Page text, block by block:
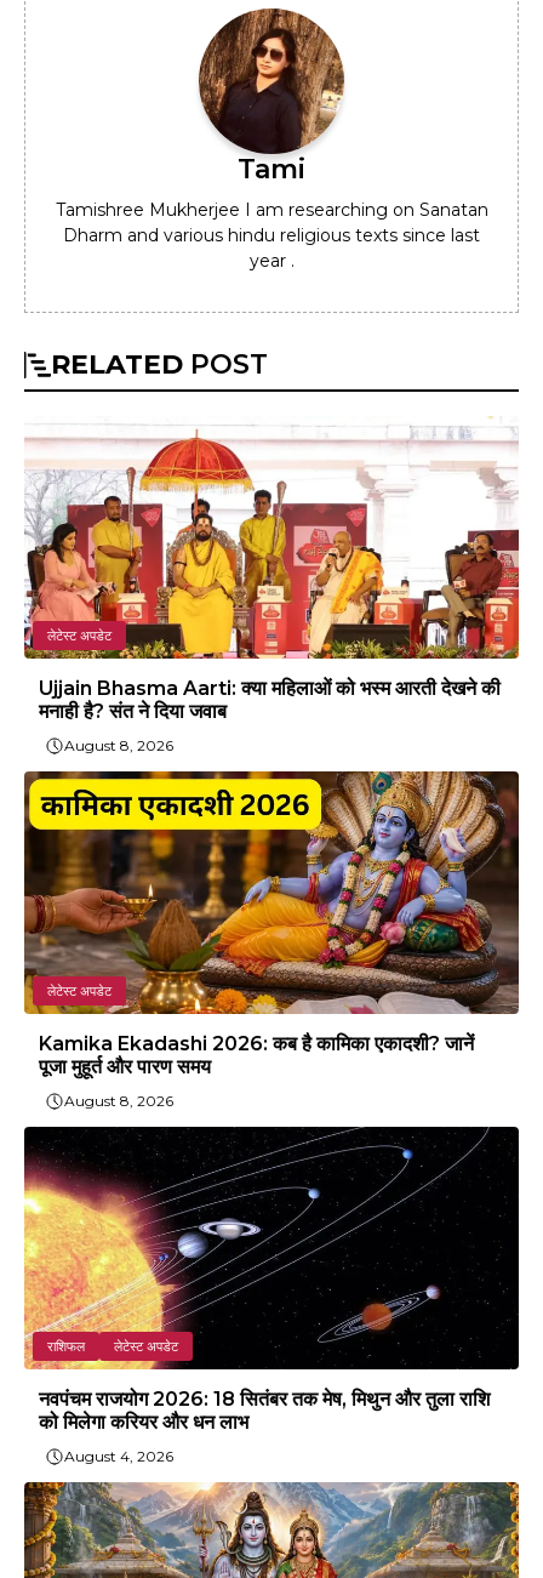
Tami
Tamishree Mukherjee I am researching on Sanatan
Dharm and various hindu religious texts since last
year .
RELATED POST
लेटेस्ट अपडेट
Ujjain Bhasma Aarti: क्या महिलाओं को भस्म आरती देखने की
मनाही है? संत ने दिया जवाब
August 8, 2026
लेटेस्ट अपडेट
Kamika Ekadashi 2026: कब है कामिका एकादशी? जानें
पूजा मुहूर्त और पारण समय
August 8, 2026
राशिफल लेटेस्ट अपडेट
नवपंचम राजयोग 2026: 18 सितंबर तक मेष, मिथुन और तुला राशि
को मिलेगा करियर और धन लाभ
August 4, 2026